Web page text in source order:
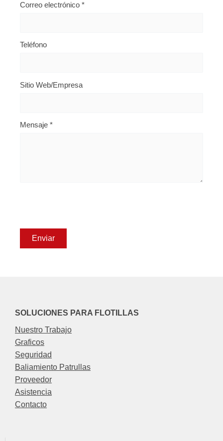
Correo electrónico *
Teléfono
Sitio Web/Empresa
Mensaje *
SOLUCIONES PARA FLOTILLAS
Nuestro Trabajo
Graficos
Seguridad
Baliamiento Patrullas
Proveedor
Asistencia
Contacto